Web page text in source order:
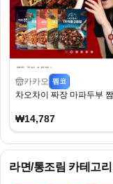
카카오 펨코
차오차이 짜장 마파두부
₩14,787
라면/통조림 카테고